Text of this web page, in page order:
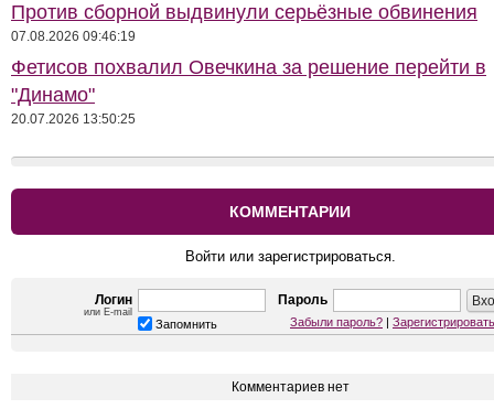
Против сборной выдвинули серьёзные обвинения
07.08.2026 09:46:19
Фетисов похвалил Овечкина за решение перейти в
"Динамо"
20.07.2026 13:50:25
КОММЕНТАРИИ
Войти или зарегистрироваться.
Логин
или E-mail
Пароль
Запомнить Забыли пароль? |
Комментариев нет